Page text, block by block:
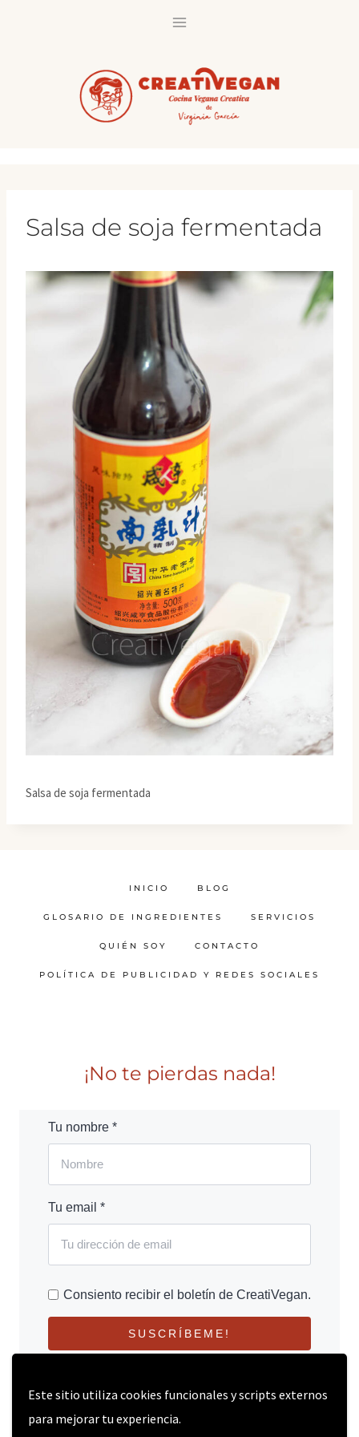
Este sitio utiliza cookies funcionales y scripts externos
para mejorar tu experiencia.
Salsa de soja fermentada
Salsa de soja fermentada
INICIO BLOG
GLOSARIO DE INGREDIENTES SERVICIOS
QUIÉN SOY CONTACTO
POLÍTICA DE PUBLICIDAD Y REDES SOCIALES
¡No te pierdas nada!
Tu nombre *
Tu email *
Consiento recibir el boletín de CreatiVegan.
SUSCRÍBEME!